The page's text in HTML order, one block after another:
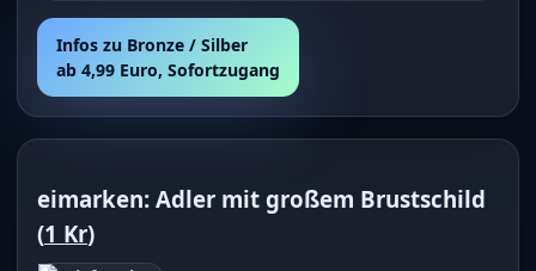
Infos zu Bronze / Silber
ab 4,99 Euro, Sofortzugang
eimarken: Adler mit großem Brustschild
(1 Kr)